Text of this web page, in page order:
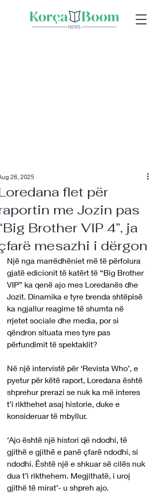
flet për
me Jozin pas
Brother VIP 4”, ja
mesazhi i dërgon
26, 2025
Një nga marrëdhëniet më të përfolura
gjatë edicionit të katërt të “Big Brother
VIP” ka qenë ajo mes Loredanës dhe
Jozit. Dinamika e tyre brenda shtëpisë
ka ngjallur reagime të shumta në
rrjetet sociale dhe media, por si
qëndron situata mes tyre pas
përfundimit të spektaklit?
Në një intervistë për ‘Revista Who’, e
pyetur për këtë raport, Loredana është
shprehur prerazi se nuk ka më interes
t’i rikthehet asaj historie, duke e
konsideruar të mbyllur.
‘Ajo është një histori që ndodhi, të
gjithë e gjithë e panë çfarë ndodhi, si
ndodhi. Është një e shkuar së cilës nuk
dua t’i rikthehem. Megjithatë, i uroj
gjithë të mirat’- u shpreh ajo.